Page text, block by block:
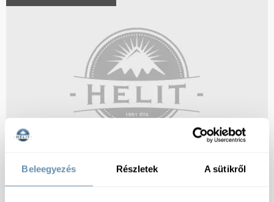
Beleegyezés Részletek A sütikről